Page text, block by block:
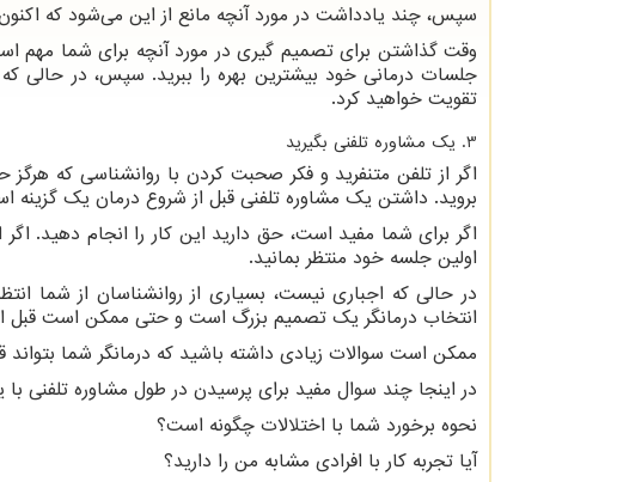
سپس، چند یادداشت در مورد آنچه مانع از این می‌شود که
وقت گذاشتن برای تصمیم گیری در مورد آنچه برای شما مهم
جلسات درمانی خود بیشترین بهره را ببرید. سپس، در حالی
تقویت خواهید کرد.
3. یک مشاوره تلفنی بگیرید
اگر از تلفن متنفرید و فکر صحبت کردن با روانشناسی که
بروید. داشتن یک مشاوره تلفنی قبل از شروع درمان یک گزینه
اگر برای شما مفید است، حق دارید این کار را انجام دهید.
اولین جلسه خود منتظر بمانید.
در حالی که اجباری نیست، بسیاری از روانشناسان از شما
انتخاب درمانگر یک تصمیم بزرگ است و حتی ممکن است قبل
ممکن است سوالات زیادی داشته باشید که درمانگر شما
در اینجا چند سوال مفید برای پرسیدن در طول مشاوره تلفنی با
نحوه برخورد شما با اختلالات چگونه است؟
آیا تجربه کار با افرادی مشابه من را دارید؟